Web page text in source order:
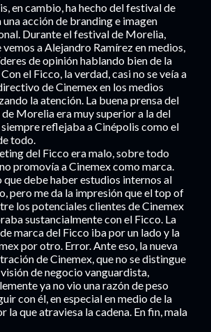
en cambio, ha hecho del festival de
acción de branding e imagen
Durante el festival de Morelia,
vemos a Alejandro Ramírez en medios,
de opinión hablando bien de la
el Ficco, la verdad, casi no se veía a
de Cinemex en los medios
la atención. La buena prensa del
de Morelia era muy superior a la del
siempre reflejaba a Cinépolis como el
todo.
del Ficco era malo, sobre todo
promovía a Cinemex como marca.
que debe haber estudios internos al
pero me da la impresión que el top of
los potenciales clientes de Cinemex
sustancialmente con el Ficco. La
marca del Ficco iba por un lado y la
por otro. Error. Ante eso, la nueva
de Cinemex, que no se distingue
de negocio vanguardista,
ya no vio una razón de peso
con él, en especial en medio de la
la que atraviesa la cadena. En fin, mala